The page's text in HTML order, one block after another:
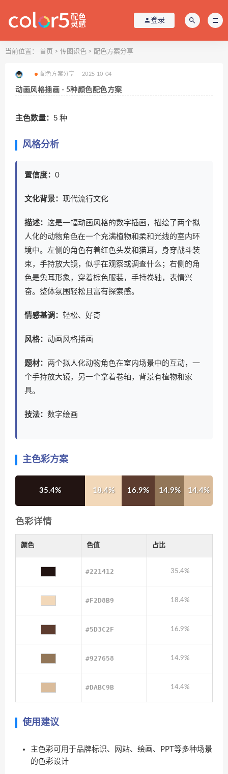
登录
当前位置： 首页 > 传图识色 > 配色方案分享
配色方案分享 2025-10-04
动画风格插画 - 5种颜色配色方案
主色数量： 5 种
风格分析
置信度： 0
文化背景： 现代流行文化
描述： 这是一幅动画风格的数字插画，描绘了两个拟
人化的动物角色在一个充满植物和柔和光线的室内环
境中。左侧的角色有着红色头发和猫耳，身穿战斗装
束，手持放大镜，似乎在观察或调查什么；右侧的角
色是兔耳形象，穿着棕色服装，手持卷轴，表情兴
奋。整体氛围轻松且富有探索感。
情感基调： 轻松、好奇
风格： 动画风格插画
题材： 两个拟人化动物角色在室内场景中的互动，一
个手持放大镜，另一个拿着卷轴，背景有植物和家
具。
技法： 数字绘画
主色彩方案
35.4% 18.4% 16.9% 14.9% 14.4%
色彩详情
颜色 色值 占比
#221412 35.4%
#F2D8B9 18.4%
#5D3C2F 16.9%
#927658 14.9%
#DABC9B 14.4%
使用建议
主色彩可用于品牌标识、网站、绘画、PPT等多种场景
的色彩设计